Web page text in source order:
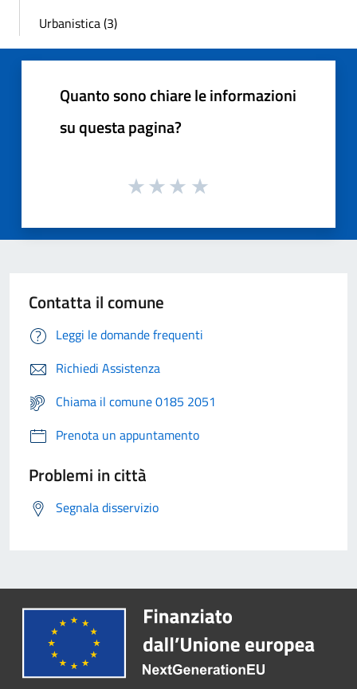
Urbanistica (3)
Quanto sono chiare le informazioni
su questa pagina?
Contatta il comune
Leggi le domande frequenti
Richiedi Assistenza
Chiama il comune 0185 2051
Prenota un appuntamento
Problemi in città
Segnala disservizio